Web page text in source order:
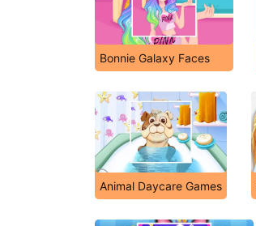
Bonnie Galaxy Faces
Animal Daycare Games